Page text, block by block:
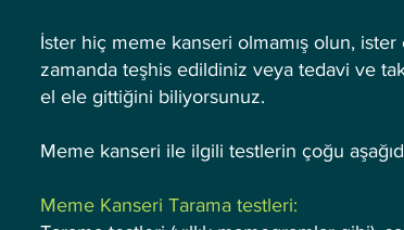
İster hiç meme kanseri olmamış olun, ister
zamanda teşhis edildiniz veya tedavi ve
el ele gittiğini biliyorsunuz.
Meme kanseri ile ilgili testlerin çoğu
Meme Kanseri Tarama testleri: